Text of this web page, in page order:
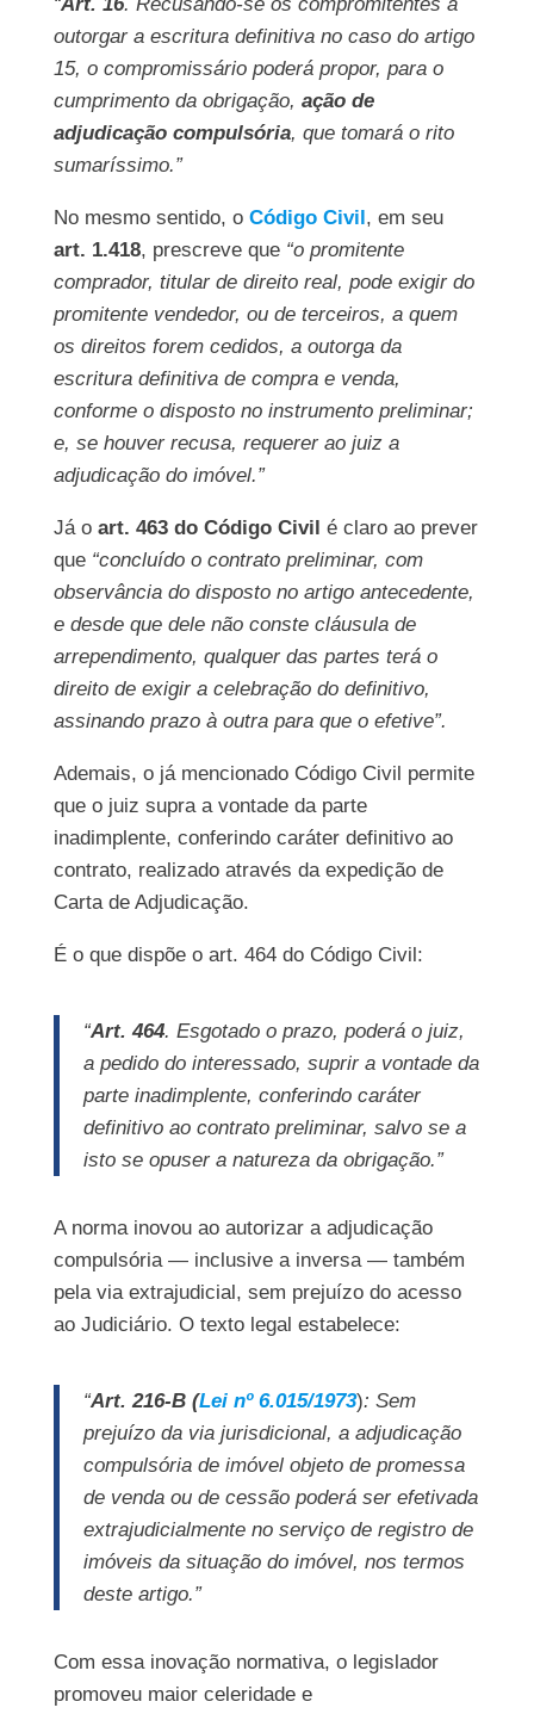
“Art. 16. Recusando-se os compromitentes a
outorgar a escritura definitiva no caso do artigo
15, o compromissário poderá propor, para o
cumprimento da obrigação, ação de
adjudicação compulsória, que tomará o rito
sumaríssimo.”
No mesmo sentido, o Código Civil , em seu
art. 1.418, prescreve que “o promitente
comprador, titular de direito real, pode exigir do
promitente vendedor, ou de terceiros, a quem
os direitos forem cedidos, a outorga da
escritura definitiva de compra e venda,
conforme o disposto no instrumento preliminar;
e, se houver recusa, requerer ao juiz a
adjudicação do imóvel.”
Já o art. 463 do Código Civil é claro ao prever
que “concluído o contrato preliminar, com
observância do disposto no artigo antecedente,
e desde que dele não conste cláusula de
arrependimento, qualquer das partes terá o
direito de exigir a celebração do definitivo,
assinando prazo à outra para que o efetive”.
Ademais, o já mencionado Código Civil permite
que o juiz supra a vontade da parte
inadimplente, conferindo caráter definitivo ao
contrato, realizado através da expedição de
Carta de Adjudicação.
É o que dispõe o art. 464 do Código Civil:
“Art. 464. Esgotado o prazo, poderá o juiz,
a pedido do interessado, suprir a vontade da
parte inadimplente, conferindo caráter
definitivo ao contrato preliminar, salvo se a
isto se opuser a natureza da obrigação.”
A norma inovou ao autorizar a adjudicação
compulsória — inclusive a inversa — também
pela via extrajudicial, sem prejuízo do acesso
ao Judiciário. O texto legal estabelece:
“Art. 216-B (Lei nº 6.015/1973): Sem
prejuízo da via jurisdicional, a adjudicação
compulsória de imóvel objeto de promessa
de venda ou de cessão poderá ser efetivada
extrajudicialmente no serviço de registro de
imóveis da situação do imóvel, nos termos
deste artigo.”
Com essa inovação normativa, o legislador
promoveu maior celeridade e